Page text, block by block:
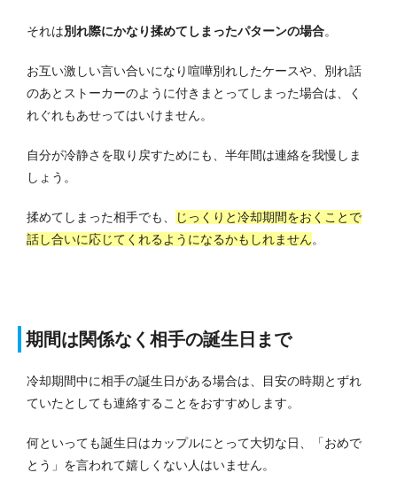
それは別れ際にかなり揉めてしまったパターンの場合。
お互い激しい言い合いになり喧嘩別れしたケースや、別れ話
のあとストーカーのように付きまとってしまった場合は、く
れぐれもあせってはいけません。
自分が冷静さを取り戻すためにも、半年間は連絡を我慢しま
しょう。
揉めてしまった相手でも、
じっくりと冷却期間をおくことで
話し合いに応じてくれるようになるかもしれません。
期間は関係なく相手の誕生日まで
冷却期間中に相手の誕生日がある場合は、目安の時期とずれ
ていたとしても連絡することをおすすめします。
何といっても誕生日はカップルにとって大切な日、「おめで
とう」を言われて嬉しくない人はいません。